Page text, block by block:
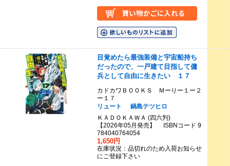
目覚めたら最強装備と宇宙船持ち
だったので、一戸建て目指して傭
兵として自由に生きたい １７
カドカワＢＯＯＫＳ Ｍーりー１ー２
ー１７
リュート
鍋島テツヒロ
ＫＡＤＯＫＡＷＡ (四六判)
【2026年05月発売】 ISBNコード 9
784040764054
1,650円
在庫状況：品切れのため入荷お知らせ
にご登録下さい